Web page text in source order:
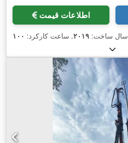
اطلاعات قیمت
سال ساخت: ۲۰۱۹, ساعت کارکرد: